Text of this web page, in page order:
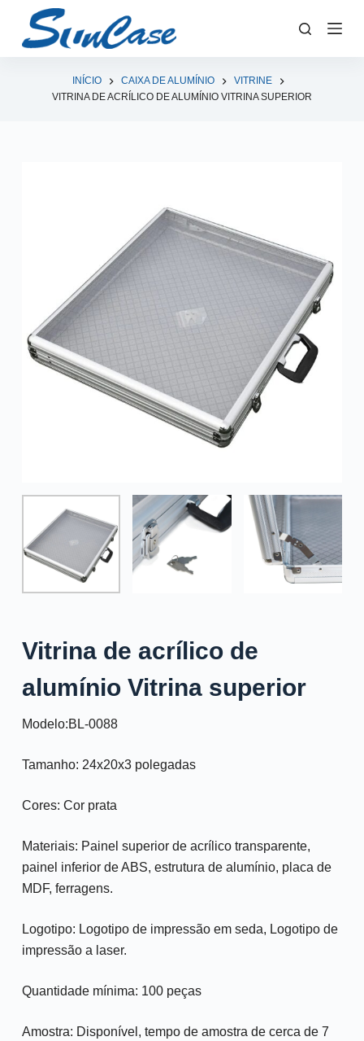
u
INÍCIO CAIXA DE ALUMÍNIO
VITRINE
VITRINA DE ACRÍLICO DE ALUMÍNIO VITRINA SUPERIOR
Vitrina de acrílico de
alumínio Vitrina superior
Modelo:BL-0088
Tamanho: 24x20x3 polegadas
Cores: Cor prata
Materiais: Painel superior de acrílico transparente,
painel inferior de ABS, estrutura de alumínio, placa de
MDF, ferragens.
Logotipo: Logotipo de impressão em seda, Logotipo de
impressão a laser.
Quantidade mínima: 100 peças
Amostra: Disponível, tempo de amostra de cerca de 7